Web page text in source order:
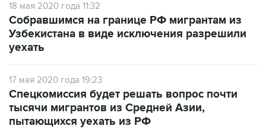
18 мая 2020 года 11:32
Собравшимся на границе РФ мигрантам из
Узбекистана в виде исключения разрешили
уехать
17 мая 2020 года 19:23
Спецкомиссия будет решать вопрос почти
тысячи мигрантов из Средней Азии,
пытающихся уехать из РФ